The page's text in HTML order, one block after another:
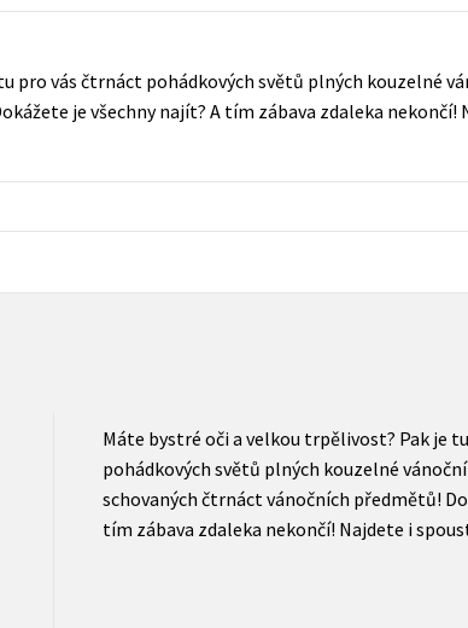
- naučná pro dospělé
Zahraniční literatura
pro vás čtrnáct pohádkových světů plných kouzelné
je všechny najít? A tím zábava zdaleka nekončí!
Máte bystré oči a velkou trpělivost? Pak je
pohádkových světů plných kouzelné
schovaných čtrnáct vánočních předmětů!
tím zábava zdaleka nekončí! Najdete i